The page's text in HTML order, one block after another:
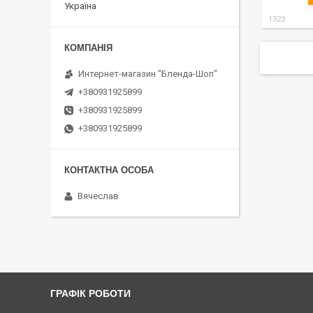
1323
Україна
Интернет-магазин "Бленда-Шоп"
+380931925899
+380931925899
+380931925899
Вячеслав
ГРАФІК РОБОТИ